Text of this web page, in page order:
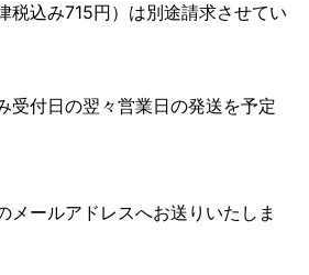
税込み715円） は別途請求させてい
受付日の翌々営業日の発送を予定
メールアドレスへお送りいたしま